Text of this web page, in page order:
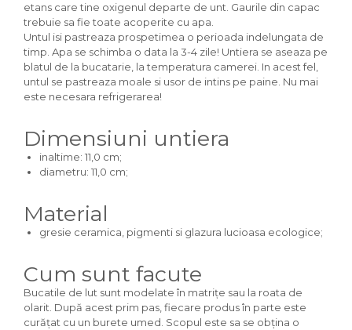
etans care tine oxigenul departe de unt. Gaurile din capac
trebuie sa fie toate acoperite cu apa.
Untul isi pastreaza prospetimea o perioada indelungata de
timp. Apa se schimba o data la 3-4 zile! Untiera se aseaza pe
blatul de la bucatarie, la temperatura camerei. In acest fel,
untul se pastreaza moale si usor de intins pe paine. Nu mai
este necesara refrigerarea!
Dimensiuni untiera
inaltime: 11,0 cm;
diametru: 11,0 cm;
Material
gresie ceramica, pigmenti si glazura lucioasa ecologice;
Cum sunt facute
Bucatile de lut sunt modelate în matrițe sau la roata de
olarit. După acest prim pas, fiecare produs în parte este
curățat cu un burete umed. Scopul este sa se obțina o